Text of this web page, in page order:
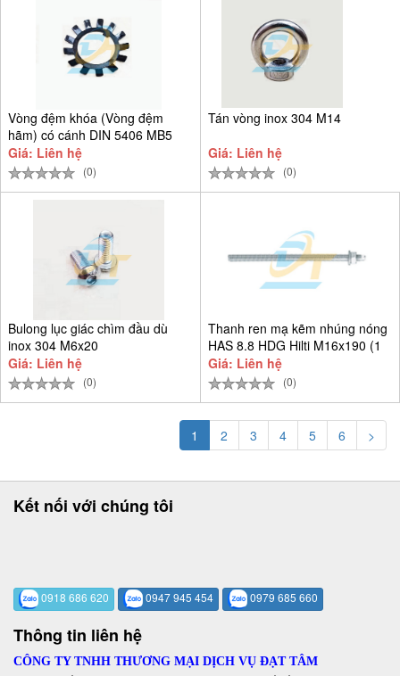
Vòng đệm khóa (Vòng đệm
hãm) có cánh DIN 5406 MB5
D25
Giá: Liên hệ
(0)
Tán vòng inox 304 M14
Giá: Liên hệ
(0)
Bulong lục giác chìm đầu dù
inox 304 M6x20
Giá: Liên hệ
(0)
Thanh ren mạ kẽm nhúng nóng
HAS 8.8 HDG Hilti M16x190 (1
Giá: Liên hệ
(0)
1 2 3 4 5 6 >
Kết nối với chúng tôi
0918 686 620 0947 945 454 0979 685 660
Thông tin liên hệ
CÔNG TY TNHH THƯƠNG MẠI DỊCH VỤ ĐẠT TÂM